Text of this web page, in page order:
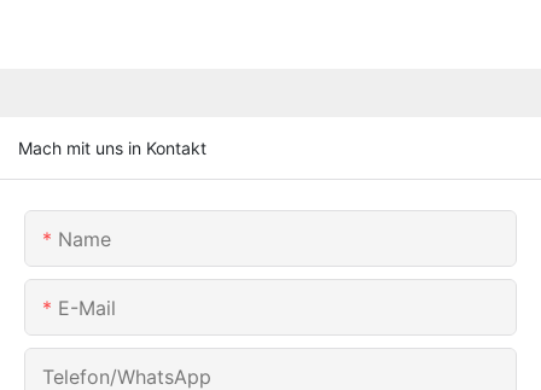
Mach mit uns in Kontakt
Name
E-Mail
Telefon/WhatsApp